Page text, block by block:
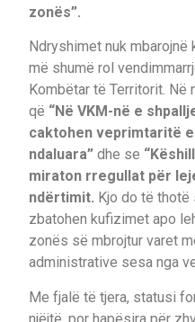
zonës”.
Ndryshimet nuk
më shumë rol
Kombëtar të Territorit. Në
që “Në VKM-në e
caktohen veprimtaritë
ndaluara” dhe se
miraton rregullat për
ndërtimit. Kjo do të
zbatohen kufizimet apo
zonës së mbrojtur varet
administrative sesa nga
Me fjalë të tjera, statusi
njëjtë, por hapësira për